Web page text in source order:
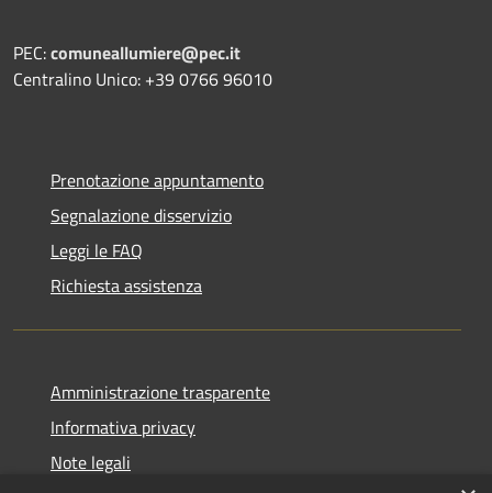
PEC:comuneallumiere@pec.it
Centralino Unico: +39 0766 96010
Prenotazione appuntamento
Segnalazione disservizio
Leggi le FAQ
Richiesta assistenza
Amministrazione trasparente
Informativa privacy
Note legali